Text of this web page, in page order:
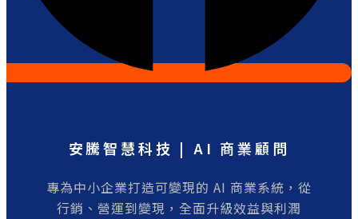
安騰智慧科技 | AI 商業顧問
專為中小企業打造可變現的 AI 商業系統，從
行銷、營運到變現，全面升級效益與利潤